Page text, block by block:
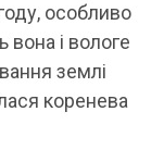
особливо
вона і вологе
землі
коренева